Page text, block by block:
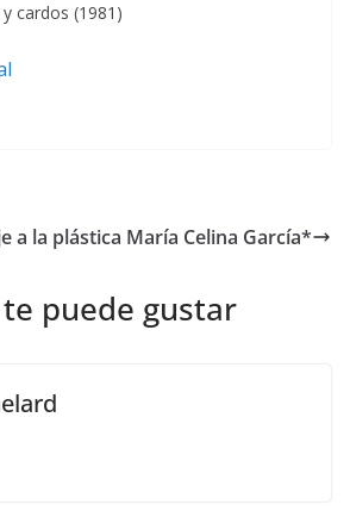
cardos (1981)
a la plástica María Celina García*
puede gustar